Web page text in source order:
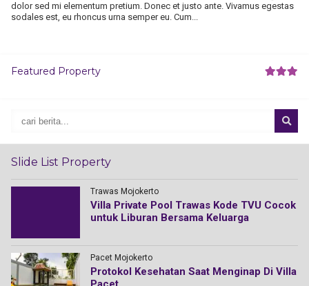
dolor sed mi elementum pretium. Donec et justo ante. Vivamus egestas
sodales est, eu rhoncus urna semper eu. Cum...
Featured Property
Slide List Property
Trawas Mojokerto
Villa Private Pool Trawas Kode TVU Cocok
untuk Liburan Bersama Keluarga
Pacet Mojokerto
Protokol Kesehatan Saat Menginap Di Villa